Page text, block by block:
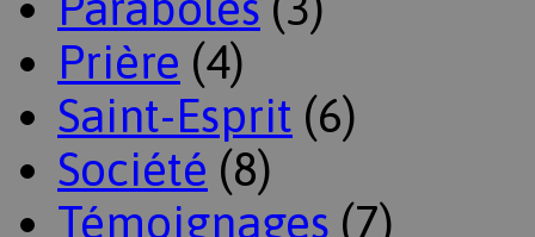
Prière (4)
Saint-Esprit (6)
Société (8)
Témoignages (7)